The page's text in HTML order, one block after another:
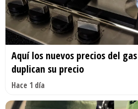
Aquí los nuevos precios del
duplican su precio
Hace 1 día